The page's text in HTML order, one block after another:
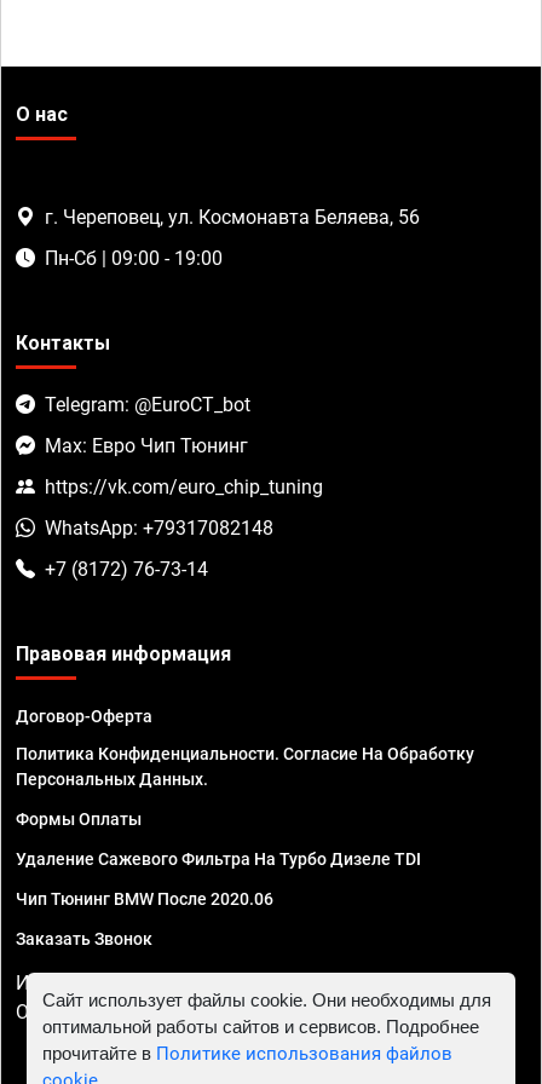
О нас
г. Череповец, ул. Космонавта Беляева, 56
Пн-Сб | 09:00 - 19:00
Контакты
Telegram: @EuroCT_bot
Max: Евро Чип Тюнинг
https://vk.com/euro_chip_tuning
WhatsApp: +79317082148
+7 (8172) 76-73-14
Правовая информация
Договор-Оферта
Политика Конфиденциальности. Согласие На Обработку
Персональных Данных.
Формы Оплаты
Удаление Сажевого Фильтра На Турбо Дизеле TDI
Чип Тюнинг BMW После 2020.06
Заказать Звонок
ИП Смирнов Георгий Павлович. ИНН 781302555843,
ОГРНИП 324470400032610
Сайт использует файлы cookie. Они необходимы для
оптимальной работы сайтов и сервисов. Подробнее
прочитайте в Политике использования файлов